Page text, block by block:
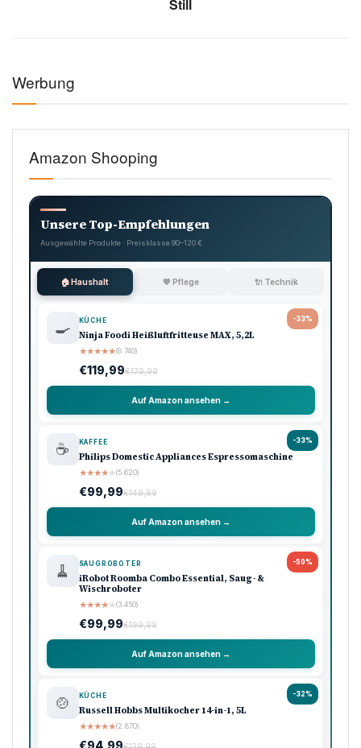
Still
Werbung
Amazon Shooping
Unsere Top-Empfehlungen
Ausgewählte Produkte · Preisklasse 90–120 €
🏠 Haushalt 💖 Pflege 🔌 Technik
-33%
🍳 KÜCHE
Ninja Foodi Heißluftfritteuse MAX, 5,2L
★★★★★(8.740)
€119,99€179,99
Auf Amazon ansehen →
-33%
☕ KAFFEE
Philips Domestic Appliances Espressomaschine
★★★★★(5.620)
€99,99€149,99
Auf Amazon ansehen →
-50%
🧹 SAUGROBOTER
iRobot Roomba Combo Essential, Saug- &
Wischroboter
★★★★★(3.450)
€99,99€199,99
Auf Amazon ansehen →
-32%
🍲 KÜCHE
Russell Hobbs Multikocher 14-in-1, 5L
★★★★★(2.870)
€94,99€139,99